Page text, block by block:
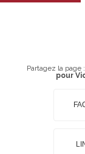
Partagez la page :
pour